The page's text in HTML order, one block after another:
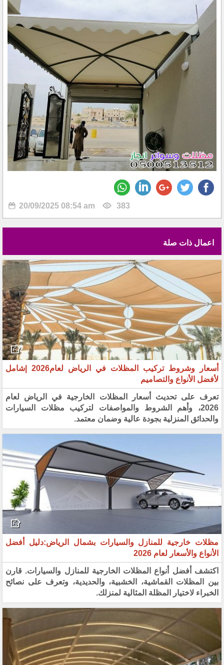
20/09/2025 08:54 am 383
اعمال ذات صلة
أسعار وشروط تركيب المظلات في الرياض لعام2026 |شامل
لأفضل الأنواع والتصاميم
تعرف على تحديث أسعار المظلات الخارجية في الرياض لعام
2026، وأهم الشروط والمواصفات لتركيب مظلات السيارات
والحدائق المنزلية بجودة عالية وضمان معتمد.
مظلات خارجية للمنازل والسيارات بشمال الرياض:دليل أفضل
الأنواع والأسعار لعام 2026
اكتشف أفضل أنواع المظلات الخارجية للمنازل والسيارات. قارن
بين المظلات القماشية، الخشبية، والحديدية، وتعرف على نصائح
الخبراء لاختيار المظلة المثالية لمنزلك.